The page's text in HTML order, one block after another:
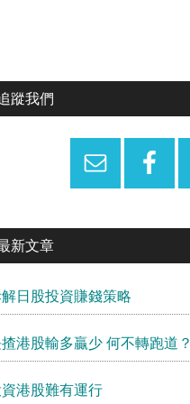
蹤我們
新文章
日股投資賺錢策略
港股輸多贏少 何不轉跑道？
港股難有運行